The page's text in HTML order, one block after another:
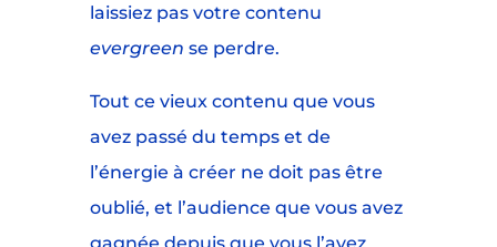
laissiez pas votre contenu
evergreen se perdre.
Tout ce vieux contenu que vous
avez passé du temps et de
l’énergie à créer ne doit pas être
oublié, et l’audience que vous avez